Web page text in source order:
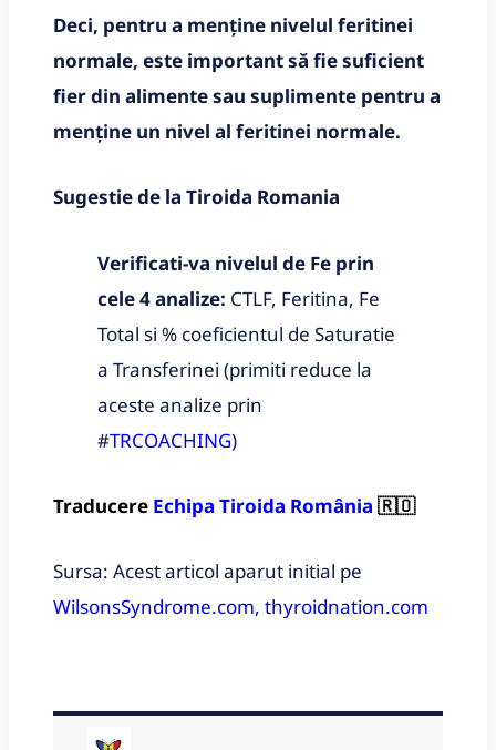
Deci, pentru a menține nivelul feritinei
normale, este important să fie suficient
fier din alimente sau suplimente pentru a
menține un nivel al feritinei normale.
Sugestie de la Tiroida Romania
Verificati-va nivelul de Fe prin
cele 4 analize: CTLF, Feritina, Fe
Total si % coeficientul de Saturatie
a Transferinei (primiti reduce la
aceste analize prin
#TRCOACHING)
Traducere Echipa Tiroida România 🇷🇴
Sursa: Acest articol aparut initial pe
WilsonsSyndrome.com, thyroidnation.com